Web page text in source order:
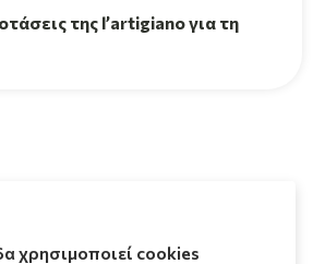
της l’artigiano για τη
χρησιμοποιεί cookies